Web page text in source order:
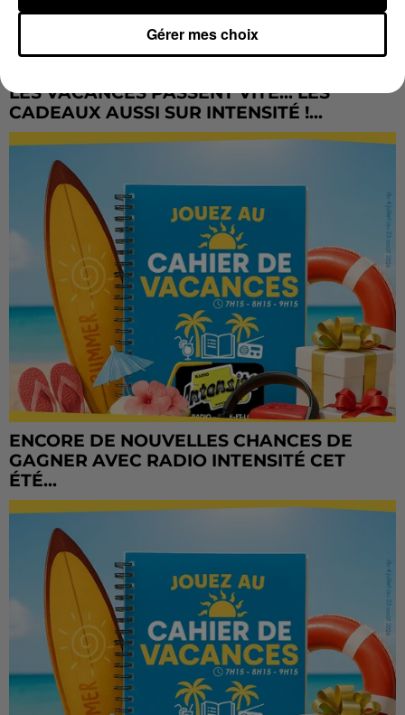
LES VACANCES PASSENT VITE... LES
CADEAUX AUSSI SUR INTENSITÉ !...
ENCORE DE NOUVELLES CHANCES DE
GAGNER AVEC RADIO INTENSITÉ CET
ÉTÉ...
Gérer mes choix